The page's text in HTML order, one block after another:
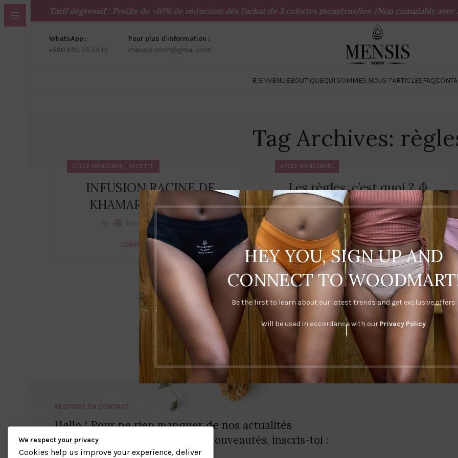
HEY YOU, SIGN UP AND
CONNECT TO
Be the first to learn about our latest trends and get exclusive offers
Will be used in accordance with our Privacy Policy
Tarif dégressif : Profite de -10% de réduction dès l'achat de 3 culottes menstruelles. (Non cumulable avec
WhatsApp :
+590 690 75 53 13
Pour plus d'information :
mensisroom@gmail.com
BIENVENUEBOUTIQUEQUI SOMMES NOUS ?ARTICLESFAQ
Tag Archives:
CYCLE MENSTRUEL, RECETTE
INFUSION RACINE DE
KHAMARÉ (VETIVER)
Mensisroom 0
CONTINUE READING
CYCLE MENSTRUEL
Les règles, c’est quoi ? 🩸
By Mensisroom 0
Tes règles f...
CONTINUE READING
RESTONS EN CONTACT
Hello ! Pour ne rien manquer de nos actualités
importantes, nos offres et nos nouveautés, inscris-toi :
We respect your privacy
Cookies help us improve your experience, deliver